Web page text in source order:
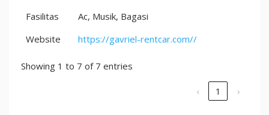
Fasilitas
Ac, Musik, Bagasi
Website
https://gavriel-rentcar.com//
Showing 1 to 7 of 7 entries
‹ 1 ›